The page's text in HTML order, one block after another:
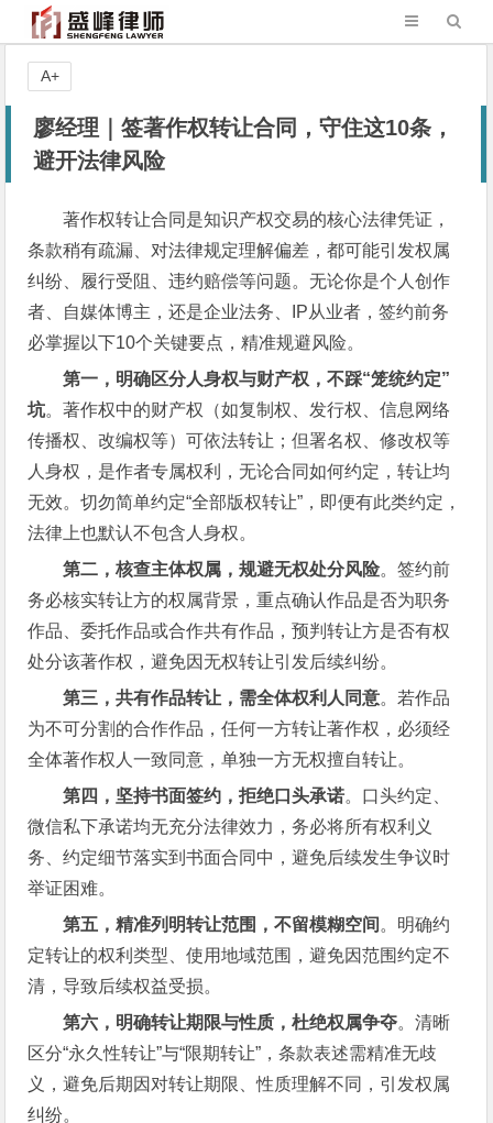
廖经理｜签著作权转让合同，守住这10条，
避开法律风险
著作权转让合同是知识产权交易的核心法律凭证，
条款稍有疏漏、对法律规定理解偏差，都可能引发权属
纠纷、履行受阻、违约赔偿等问题。无论你是个人创作
者、自媒体博主，还是企业法务、IP从业者，签约前务
必掌握以下10个关键要点，精准规避风险。
第一，明确区分人身权与财产权，不踩“笼统约定”
坑。著作权中的财产权（如复制权、发行权、信息网络
传播权、改编权等）可依法转让；但署名权、修改权等
人身权，是作者专属权利，无论合同如何约定，转让均
无效。切勿简单约定“全部版权转让”，即便有此类约定，
法律上也默认不包含人身权。
第二，核查主体权属，规避无权处分风险。签约前
务必核实转让方的权属背景，重点确认作品是否为职务
作品、委托作品或合作共有作品，预判转让方是否有权
处分该著作权，避免因无权转让引发后续纠纷。
第三，共有作品转让，需全体权利人同意。若作品
为不可分割的合作作品，任何一方转让著作权，必须经
全体著作权人一致同意，单独一方无权擅自转让。
第四，坚持书面签约，拒绝口头承诺。口头约定、
微信私下承诺均无充分法律效力，务必将所有权利义
务、约定细节落实到书面合同中，避免后续发生争议时
举证困难。
第五，精准列明转让范围，不留模糊空间 。明确约
定转让的权利类型、使用地域范围，避免因范围约定不
清，导致后续权益受损。
第六，明确转让期限与性质，杜绝权属争夺。清晰
区分“永久性转让”与“限期转让”，条款表述需精准无歧
义，避免后期因对转让期限、性质理解不同，引发权属
纠纷。
A+